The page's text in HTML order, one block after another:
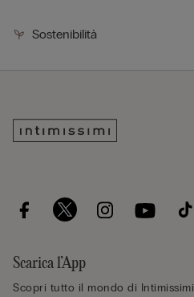
Sostenibilità
Scarica l’App
Scopri tutto il mondo di Intimissimi